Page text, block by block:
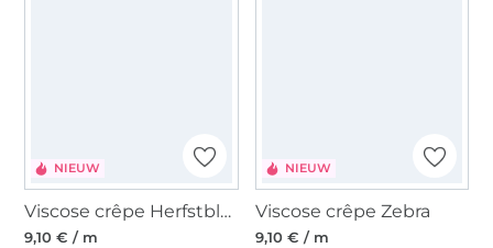
NIEUW
Viscose crêpe Herfstbloei, petrol
9,10 € / m
NIEUW
Viscose crêpe Zebra
9,10 € / m